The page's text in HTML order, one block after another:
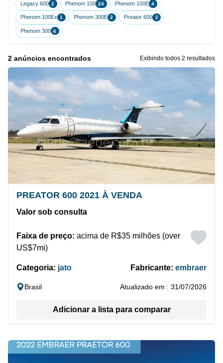
Legacy 600 2 Phenom 100 24 Phenom 100E 4
Phenom 100Ex 1 Phenom 300E 2 Preator 600 2
Phenom 300 6
2 anúncios encontrados Exibindo todos 2 resultados
PREATOR 600 2021 À VENDA
Valor sob consulta
Faixa de preço: acima de R$35 milhões (over
US$7mi)
Categoria: jato Fabricante: embraer
Brasil Atualizado em : 31/07/2026
Adicionar a lista para comparar